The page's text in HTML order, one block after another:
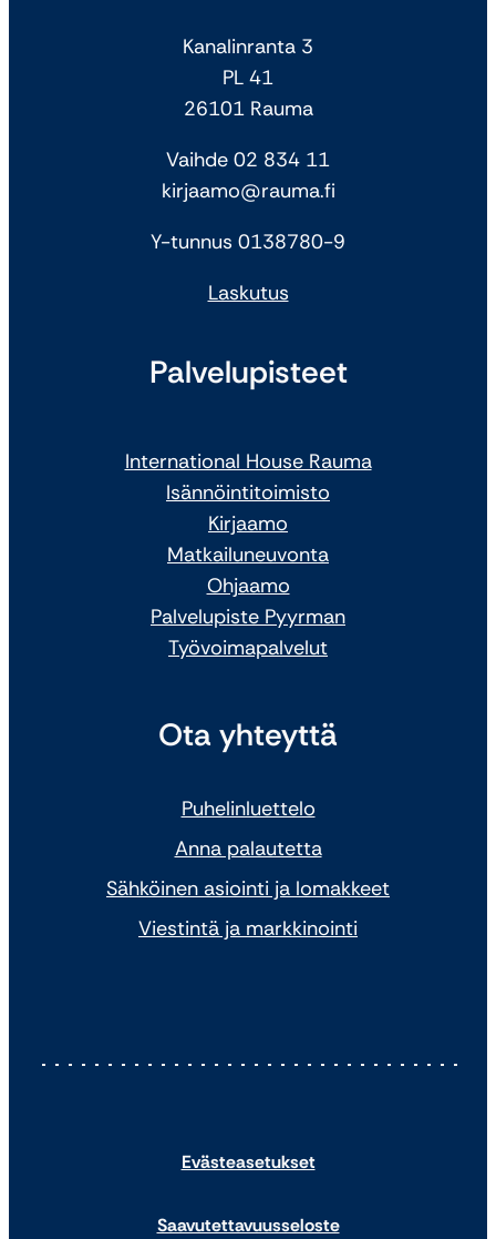
Kanalinranta 3
PL 41
26101 Rauma
Vaihde 02 834 11
kirjaamo@rauma.fi
Y-tunnus 0138780-9
Laskutus
Palvelupisteet
International House Rauma
Isännöintitoimisto
Kirjaamo
Matkailuneuvonta
Ohjaamo
Palvelupiste Pyyrman
Työvoimapalvelut
Ota yhteyttä
Puhelinluettelo
Anna palautetta
Sähköinen asiointi ja lomakkeet
Viestintä ja markkinointi
Evästeasetukset
Saavutettavuusseloste